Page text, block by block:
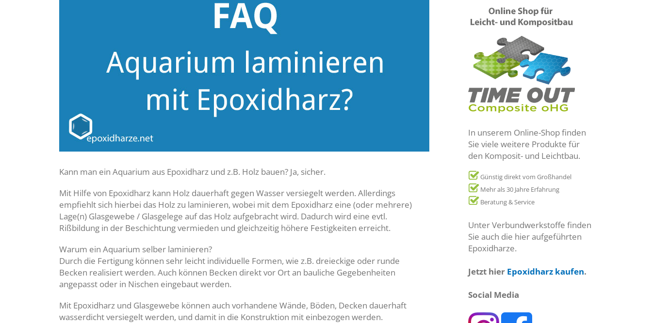
Kann man ein Aquarium aus Epoxidharz und z.B. Holz bauen? Ja, sicher.
Mit Hilfe von Epoxidharz kann Holz dauerhaft gegen Wasser versiegelt werden. Allerdings
empfiehlt sich hierbei das Holz zu laminieren, wobei mit dem Epoxidharz eine (oder mehrere)
Lage(n) Glasgewebe / Glasgelege auf das Holz aufgebracht wird. Dadurch wird eine evtl.
Rißbildung in der Beschichtung vermieden und gleichzeitig höhere Festigkeiten erreicht.
Warum ein Aquarium selber laminieren?
Durch die Fertigung können sehr leicht individuelle Formen, wie z.B. dreieckige oder runde
Becken realisiert werden. Auch können Becken direkt vor Ort an bauliche Gegebenheiten
angepasst oder in Nischen eingebaut werden.
Mit Epoxidharz und Glasgewebe können auch vorhandene Wände, Böden, Decken dauerhaft
wasserdicht versiegelt werden, und damit in die Konstruktion mit einbezogen werden.
In unserem Online-Shop finden
Sie viele weitere Produkte für
den Komposit- und Leichtbau.
Günstig direkt vom Großhandel
Mehr als 30 Jahre Erfahrung
Beratung & Service
Unter Verbundwerkstoffe finden
Sie auch die hier aufgeführten
Epoxidharze.
Jetzt hier Epoxidharz kaufen.
Social Media